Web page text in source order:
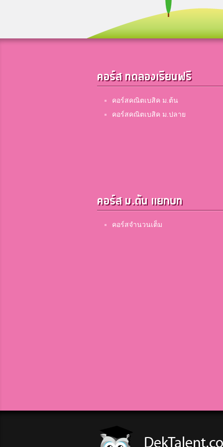
15
16
23
คอร์ส ทดลองเรียนฟรี
คอร์สคณิตเบสิค ม.ต้น
คอร์สคณิตเบสิค ม.ปลาย
คอร์ส ม.ต้น แยกบท
คอร์สจำนวนเต็ม